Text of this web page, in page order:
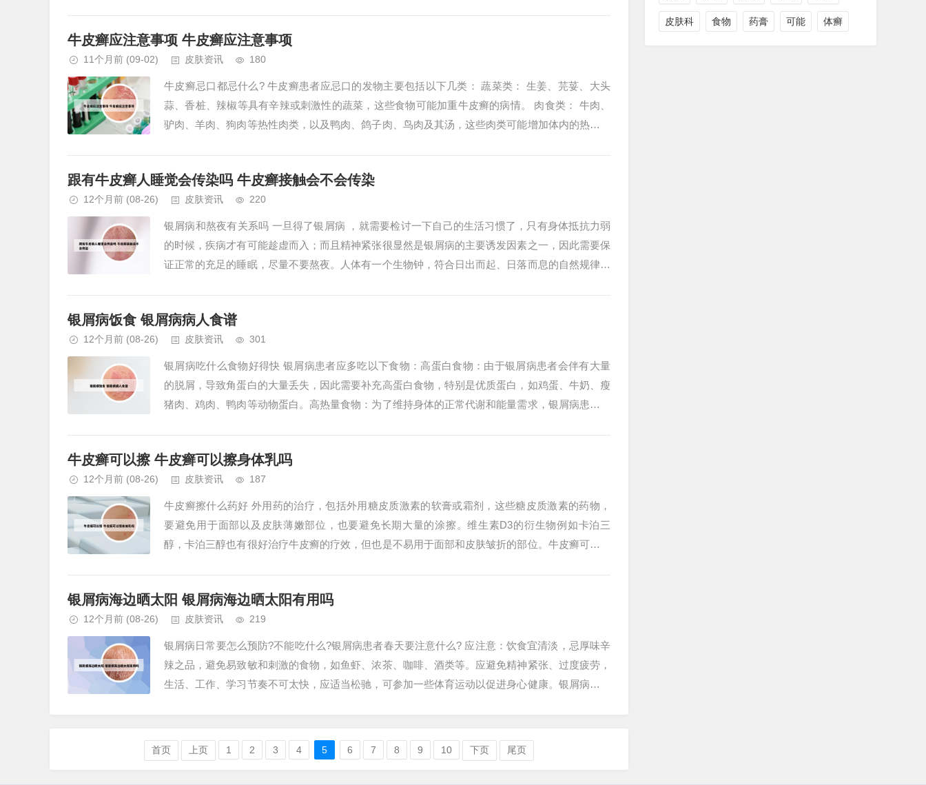
牛皮癣应注意事项 牛皮癣应注意事项
11个月前 (09-02) 皮肤资讯 180
牛皮癣忌口都忌什么? 牛皮癣患者应忌口的发物主要包括以下几类： 蔬菜类： 生姜、芫荽、大头
蒜、香桩、辣椒等具有辛辣或刺激性的蔬菜，这些食物可能加重牛皮癣的病情。 肉食类： 牛肉、
驴肉、羊肉、狗肉等热性肉类，以及鸭肉、鸽子肉、鸟肉及其汤，这些肉类可能增加体内的热毒，
跟有牛皮癣人睡觉会传染吗 牛皮癣接触会不会传染
12个月前 (08-26) 皮肤资讯 220
银屑病和熬夜有关系吗 一旦得了银屑病 ，就需要检讨一下自己的生活习惯了，只有身体抵抗力弱
的时候，疾病才有可能趁虚而入；而且精神紧张很显然是银屑病的主要诱发因素之一，因此需要保
证正常的充足的睡眠，尽量不要熬夜。人体有一个生物钟，符合日出而起、日落而息的自然规律。
银屑病饭食 银屑病病人食谱
12个月前 (08-26) 皮肤资讯 301
银屑病吃什么食物好得快 银屑病患者应多吃以下食物：高蛋白食物：由于银屑病患者会伴有大量
的脱屑，导致角蛋白的大量丢失，因此需要补充高蛋白食物，特别是优质蛋白，如鸡蛋、牛奶、瘦
猪肉、鸡肉、鸭肉等动物蛋白。高热量食物：为了维持身体的正常代谢和能量需求，银屑病患者应
牛皮癣可以擦 牛皮癣可以擦身体乳吗
12个月前 (08-26) 皮肤资讯 187
牛皮癣擦什么药好 外用药的治疗，包括外用糖皮质激素的软膏或霜剂，这些糖皮质激素的药物，
要避免用于面部以及皮肤薄嫩部位，也要避免长期大量的涂擦。维生素D3的衍生物例如卡泊三
醇，卡泊三醇也有很好治疗牛皮癣的疗效，但也是不易用于面部和皮肤皱折的部位。牛皮癣可以用
银屑病海边晒太阳 银屑病海边晒太阳有用吗
12个月前 (08-26) 皮肤资讯 219
银屑病日常要怎么预防?不能吃什么?银屑病患者春天要注意什么? 应注意：饮食宜清淡，忌厚味辛
辣之品，避免易致敏和刺激的食物，如鱼虾、浓茶、咖啡、酒类等。应避免精神紧张、过度疲劳，
生活、工作、学习节奏不可太快，应适当松驰，可参加一些体育运动以促进身心健康。银屑病患者
首页 上页 1 2 3 4 5 6 7 8 9 10 下页 尾页
皮肤科 食物 药膏 可能 体癣